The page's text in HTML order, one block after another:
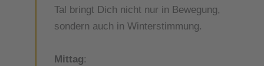
Tal bringt Dich nicht nur in Bewegung,
sondern auch in Winterstimmung.
Mittag: